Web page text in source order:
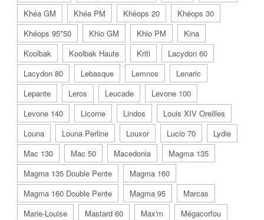
Khéa GM
Khéa PM Khéops 20
Khéops 30
Khéops 95*50
Khio GM Khio PM
Kina
Koolbak
Koolbak Haute Kriti
Lacydon 60
Lacydon 80
Lebasque Lemnos
Lenaric
Lepante
Leros Leucade
Levone 100
Levone 140
Licorne Lindos
Louis XIV Oreilles
Louna
Louna Perline Louxor Lucio 70
Lydie
Mac 130
Mac 50 Macedonia
Magma 135
Magma 135 Double Pente
Magma 160
Magma 160 Double Pente
Magma 95
Marcas
Marie-Louise
Mastard 60 Max'm
Mégacorfou